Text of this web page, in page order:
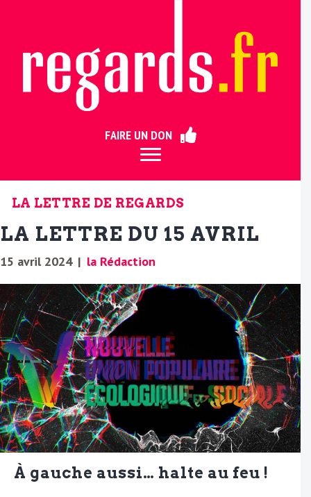
FAIRE UN DON
LA LETTRE DE REGARDS
LA LETTRE DU 15 AVRIL
15 avril 2024 | la Rédaction
À gauche aussi… halte au feu !